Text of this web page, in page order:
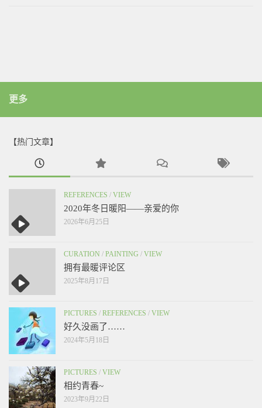
更多
【热门文章】
REFERENCES / VIEW
2020年冬日暖阳——亲爱的你
2026年6月25日
CURATION / PAINTING / VIEW
拥有最暖评论区
2025年8月17日
PICTURES / REFERENCES / VIEW
好久没画了……
2024年5月18日
PICTURES / VIEW
相约青春~
2023年9月22日